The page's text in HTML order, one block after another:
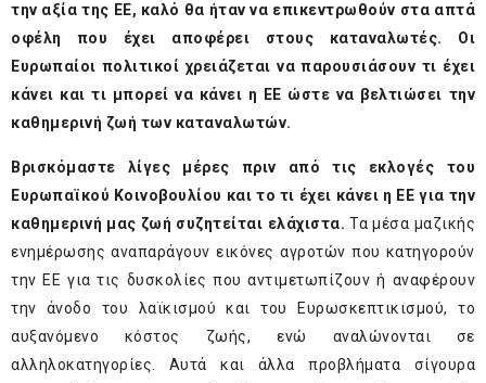
την αξία της ΕΕ, καλό θα ήταν να επικεντρωθούν στα απτά
οφέλη που έχει αποφέρει στους καταναλωτές. Οι
Ευρωπαίοι πολιτικοί χρειάζεται να παρουσιάσουν τι έχει
κάνει και τι μπορεί να κάνει η ΕΕ ώστε να βελτιώσει την
καθημερινή ζωή των καταναλωτών.
Βρισκόμαστε λίγες μέρες πριν από τις εκλογές του
Ευρωπαϊκού Κοινοβουλίου και το τι έχει κάνει η ΕΕ για την
καθημερινή μας ζωή συζητείται ελάχιστα.Τα μέσα μαζικής
ενημέρωσης αναπαράγουν εικόνες αγροτών που κατηγορούν
την ΕΕ για τις δυσκολίες που αντιμετωπίζουν ή αναφέρουν
την άνοδο του λαϊκισμού και του Ευρωσκεπτικισμού, το
αυξανόμενο κόστος ζωής, ενώ αναλώνονται σε
αλληλοκατηγορίες. Αυτά και άλλα προβλήματα σίγουρα